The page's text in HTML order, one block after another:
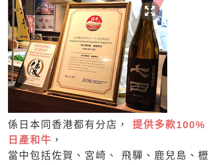
係日本同香港都有分店， 提供多款100%
日產和牛 ，
當中包括佐賀、宮崎、 飛驒、鹿兒島、櫪